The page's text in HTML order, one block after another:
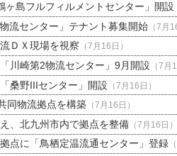
島フルフィルメントセンター」開設
流センター」テナント募集開始（7月
ＤＸ現場を視察 （7月16日）
川崎第2物流センター」9月開設 （7月
桑野IIIセンター」開設 （7月16日）
同物流拠点を構築（7月16日）
、北九州市内で拠点を整備（7月16日）
点に「鳥栖定温流通センター」登録